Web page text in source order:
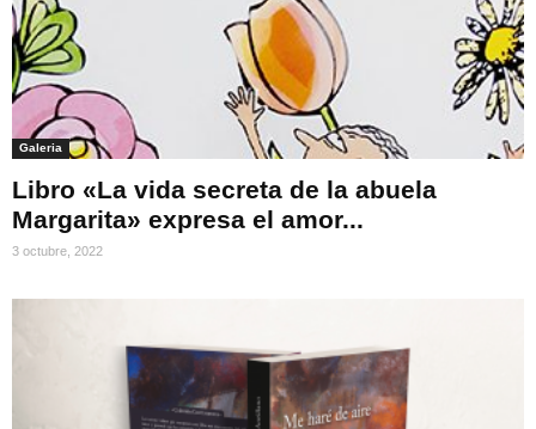
Galeria
Libro «La vida secreta de la abuela
Margarita» expresa el amor...
3 octubre, 2022